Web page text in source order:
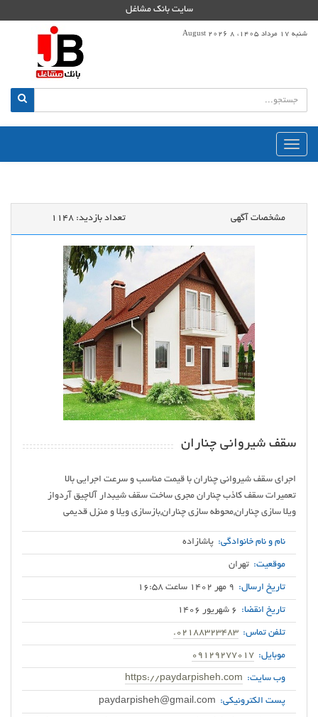
سایت بانک مشاغل
شنبه 17 مرداد 1405، 8 August 2026
منوی
اصلی
مشخصات آگهی تعداد بازدید: 1148
سقف شیروانی چناران
ویلا سازی چناران,محوطه سازی چناران,بازسازی ویلا و منزل قدیمی
نام و نام خانوادگی: پاشازاده
موقعیت: تهران
تاریخ ارسال: 9 مهر 1402 ساعت 16:58
تاریخ انقضا: 6 شهریور 1406
تلفن تماس: .02188323483
موبایل: 09129277017
وب سایت: https://paydarpisheh.com
پست الکترونیکی: paydarpisheh@gmail.com